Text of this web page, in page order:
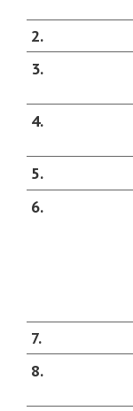
2
3
4
5
6
7
8